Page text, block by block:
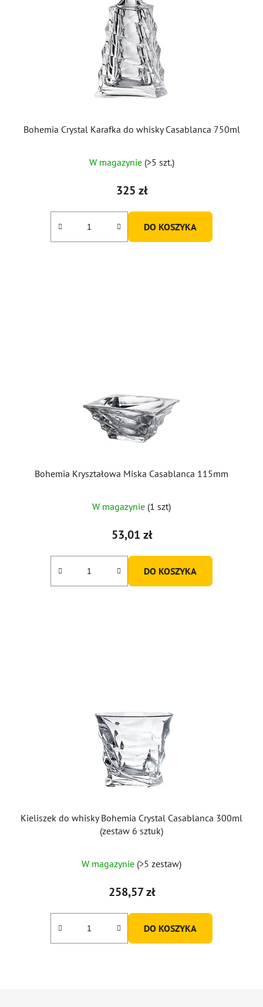
Bohemia Crystal Karafka do whisky Casablanca 750ml
ocena
produktu
5,0
W magazynie (>5 szt.)
325 zł
DO KOSZYKA
Bohemia Kryształowa Miska Casablanca 115mm
W magazynie (1 szt)
53,01 zł
DO KOSZYKA
Kieliszek do whisky Bohemia Crystal Casablanca 300ml
(zestaw 6 sztuk)
W magazynie (>5 zestaw)
258,57 zł
DO KOSZYKA